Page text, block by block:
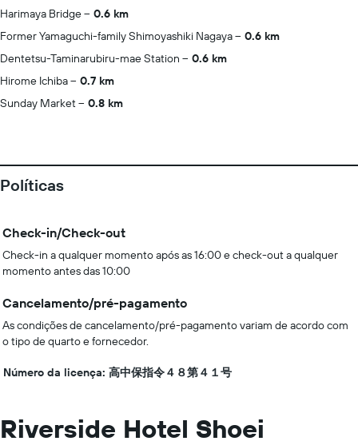
Harimaya Bridge
0.6 km
Former Yamaguchi-family Shimoyashiki Nagaya
0.6 km
Dentetsu-Taminarubiru-mae Station
0.6 km
Hirome Ichiba
0.7 km
Sunday Market
0.8 km
Políticas
Check-in/Check-out
Check-in a qualquer momento após as 16:00 e check-out a qualquer
momento antes das 10:00
Cancelamento/pré-pagamento
As condições de cancelamento/pré-pagamento variam de acordo com
o tipo de quarto e fornecedor.
Número da licença: 高中保指令４８第４１号
Riverside Hotel Shoei